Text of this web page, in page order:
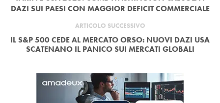
DAZI SUI PAESI CON MAGGIOR DEFICIT COMMERCIALE
ARTICOLO SUCCESSIVO
IL S&P 500 CEDE AL MERCATO ORSO: NUOVI DAZI USA
SCATENANO IL PANICO SUI MERCATI GLOBALI